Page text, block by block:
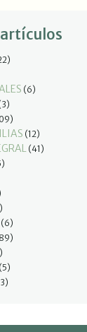
(6)
(12)
(41)
(6)
(5)